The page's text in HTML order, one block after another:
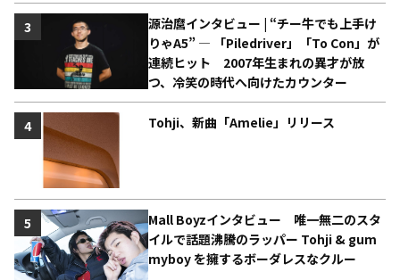
源治麿インタビュー | “チー牛でも上手け
りゃA5” ― 「Piledriver」「To Con」が
連続ヒット 2007年生まれの異才が放
つ、冷笑の時代へ向けたカウンター
3
Tohji、新曲「Amelie」リリース
4
Mall Boyzインタビュー 唯一無二のスタ
イルで話題沸騰のラッパー Tohji & gum
myboy を擁するボーダレスなクルー
5